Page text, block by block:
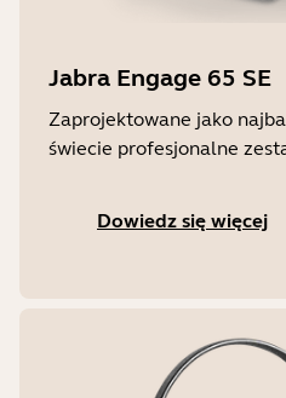
Jabra Engage 65 SE
Zaprojektowane jako
świecie profesjonalne
Dowiedz się więcej